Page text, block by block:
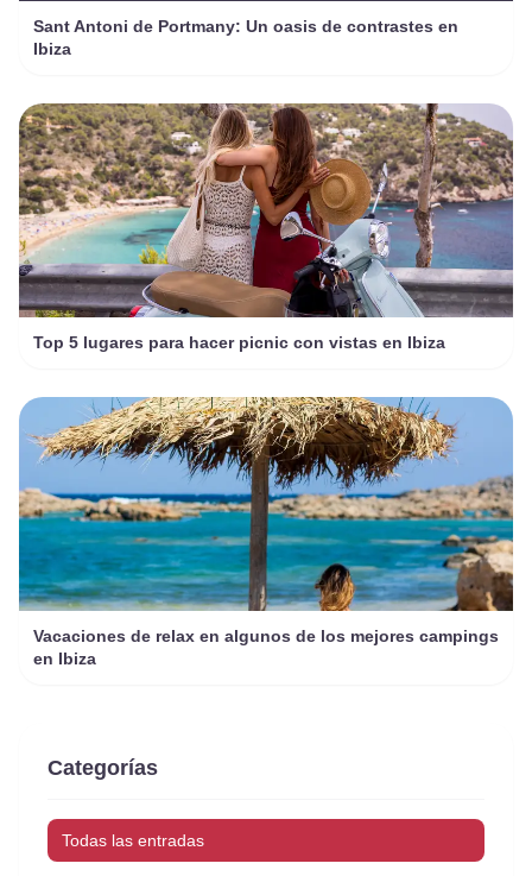
Sant Antoni de Portmany: Un oasis de contrastes en
Ibiza
Top 5 lugares para hacer picnic con vistas en Ibiza
Vacaciones de relax en algunos de los mejores campings
en Ibiza
Categorías
Todas las entradas